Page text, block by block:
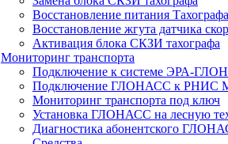
Восстановление питания Тахографа
Восстановление жгута датчика
Активация блока СКЗИ тахографа
Мониторинг транспорта
Подключение к системе ЭРА-
Подключение ГЛОНАСС к РНИС
Мониторинг транспорта под ключ
Установка ГЛОНАСС на лесную
Диагностика абонентского